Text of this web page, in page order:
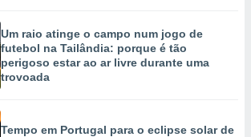
Um raio atinge o campo num jogo de
futebol na Tailândia: porque é tão
perigoso estar ao ar livre durante uma
trovoada
Tempo em Portugal para o eclipse solar de